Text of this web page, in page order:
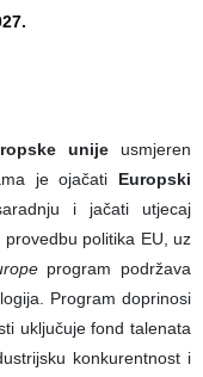
unije usmjeren
je ojačati Europski
i jačati utjecaj
politika EU, uz
program podržava
Program doprinosi
uključuje fond talenata
konkurentnost i